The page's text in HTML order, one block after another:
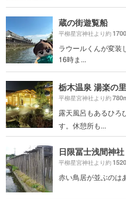
蔵の街遊覧船
平柳星宮神社より約
ラウールくんが変装
16時ま...
栃木温泉 湯楽の里
平柳星宮神社より約
露天風呂もあるひろ
す。休憩所も...
日限冨士浅間神社
平柳星宮神社より約
赤い鳥居が並ぶのは